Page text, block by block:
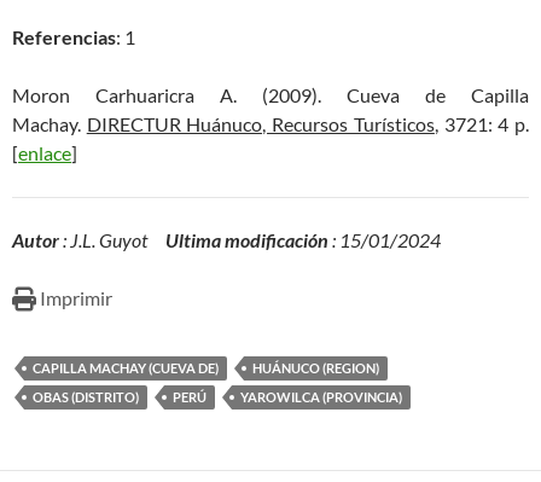
Referencias: 1
Moron Carhuaricra A. (2009). Cueva de Capilla
Machay. DIRECTUR Huánuco, Recursos Turísticos, 3721: 4 p.
[enlace]
Autor: J.L. Guyot Ultima modificación : 15/01/2024
Imprimir
CAPILLA MACHAY (CUEVA DE)
HUÁNUCO (REGION)
OBAS (DISTRITO)
PERÚ YAROWILCA (PROVINCIA)